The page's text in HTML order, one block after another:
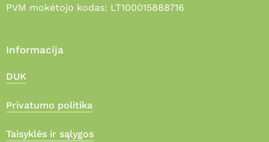
PVM mokėtojo kodas: LT100015888716
Informacija
DUK
Privatumo politika
Taisyklės ir sąlygos